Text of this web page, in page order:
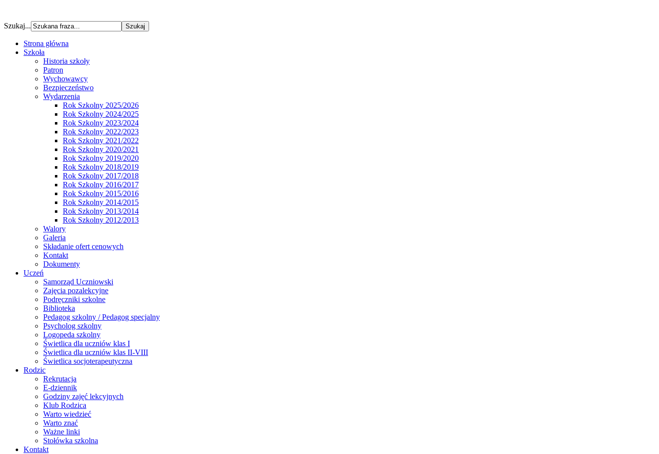
Szukaj...
Strona główna
Szkoła
Historia szkoły
Patron
Wychowawcy
Bezpieczeństwo
Wydarzenia
Rok Szkolny 2025/2026
Rok Szkolny 2024/2025
Rok Szkolny 2023/2024
Rok Szkolny 2022/2023
Rok Szkolny 2021/2022
Rok Szkolny 2020/2021
Rok Szkolny 2019/2020
Rok Szkolny 2018/2019
Rok Szkolny 2017/2018
Rok Szkolny 2016/2017
Rok Szkolny 2015/2016
Rok Szkolny 2014/2015
Rok Szkolny 2013/2014
Rok Szkolny 2012/2013
Walory
Galeria
Składanie ofert cenowych
Kontakt
Dokumenty
Uczeń
Samorząd Uczniowski
Zajęcia pozalekcyjne
Podręczniki szkolne
Biblioteka
Pedagog szkolny / Pedagog specjalny
Psycholog szkolny
Logopeda szkolny
Świetlica dla uczniów klas I
Świetlica dla uczniów klas II-VIII
Świetlica socjoterapeutyczna
Rodzic
Rekrutacja
E-dziennik
Godziny zajęć lekcyjnych
Klub Rodzica
Warto wiedzieć
Warto znać
Ważne linki
Stołówka szkolna
Kontakt